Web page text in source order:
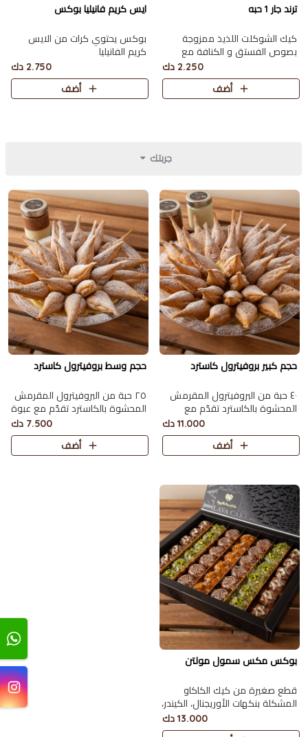
ترند جار 1 حبه
كيك الشوكلت اللذيذ ممزوجة
بصوص الفستق و الكنافة مع
الطحينة و صوص الشوكولاته
2.250 دك
أضف
ايس كريم فانيليا بوكس
بوكس يحتوي كرات من الايس
كريم الفانيليا
2.750 دك
أضف
جربتك
حجم كبير بروفيترول كاسترد
٤٠ حبة من البروفيترول المقرمش
المحشوة بالكاسترد تقدّم مع
عبوتين من الشوكلاتة البلجيكية
الغنية.
11.000 دك
أضف
حجم وسط بروفيترول كاسترد
٢٥ حبة من البروفيترول المقرمش
المحشوة بالكاسترد تقدّم مع عبوة
من الشوكلاتة البلجيكية الغنية.
7.500 دك
أضف
بوكس مكس سمول مولتن
قطع صغيرة من كيك الكاكاو
المشكلة بنكهات الأوريجنال، الكيندر،
13.000 دك